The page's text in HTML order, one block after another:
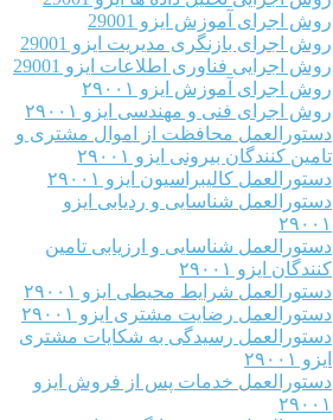
روش اجرای آموزش ایزو 29001
روش اجرای بازنگری مدیریت ایزو 29001
روش اجرایی فناوری اطلاعات ایزو 29001
روش اجرای آموزش ایزو ۲۹۰۰۱
روش اجرای فنی و مهندسی ایزو ۲۹۰۰۱
دستورالعمل محافظت از اموال مشتری و
تامین کنندگان بیرونی ایزو ۲۹۰۰۱
دستورالعمل کالیبراسیون ایزو ۲۹۰۰۱
دستورالعمل شناسایی و ردیابی ایزو
۲۹۰۰۱
دستورالعمل شناسایی و ارزیابی تامین
کنندگان ایزو ۲۹۰۰۱
دستورالعمل شرایط محیطی ایزو ۲۹۰۰۱
دستورالعمل رضایت مشتری ایزو ۲۹۰۰۱
دستورالعمل رسیدگی به شکایات مشتری
ایزو ۲۹۰۰۱
دستورالعمل خدمات پس از فروش ایزو
۲۹۰۰۱